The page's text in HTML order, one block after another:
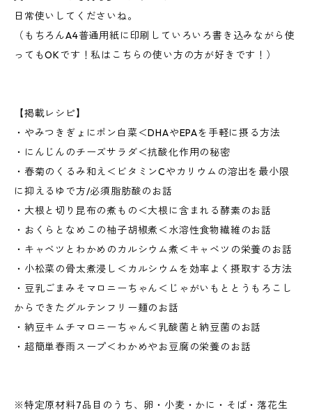
日常使いしてくださいね。
（もちろんA4普通用紙に印刷していろいろ書き込みながら使
ってもOKです！私はこちらの使い方の方が好きです！）
【掲載レシピ】
・やみつきぎょにポン白菜＜DHAやEPAを手軽に摂る方法
・にんじんのチーズサラダ＜抗酸化作用の秘密
・春菊のくるみ和え＜ビタミンCやカリウムの溶出を最小限
に抑えるゆで方/必須脂肪酸のお話
・大根と切り昆布の煮もの＜大根に含まれる酵素のお話
・おくらとなめこの柚子胡椒煮＜水溶性食物繊維のお話
・キャベツとわかめのカルシウム煮＜キャベツの栄養のお話
・小松菜の骨太煮浸し＜カルシウムを効率よく摂取する方法
・豆乳ごまみそマロニーちゃん＜じゃがいもととうもろこし
からできたグルテンフリー麺のお話
・納豆キムチマロニーちゃん＜乳酸菌と納豆菌のお話
・超簡単春雨スープ＜わかめやお豆腐の栄養のお話
※特定原材料7品目のうち、卵・小麦・かに・そば・落花生